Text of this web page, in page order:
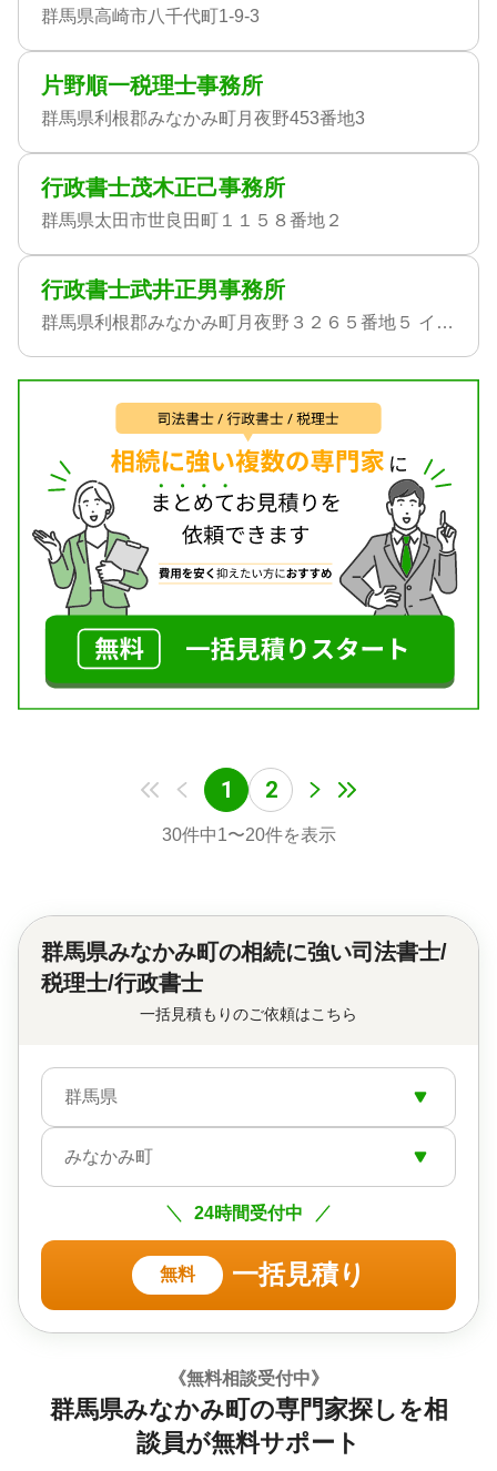
群馬県高崎市八千代町1-9-3
片野順一税理士事務所
群馬県利根郡みなかみ町月夜野453番地3
行政書士茂木正己事務所
群馬県太田市世良田町１１５８番地２
行政書士武井正男事務所
群馬県利根郡みなかみ町月夜野３２６５番地５ インペリアル月夜野３階
1 2
30件中1〜20件を表示
群馬県みなかみ町の相続に強い司法書士/
税理士/行政書士
一括見積もりのご依頼はこちら
群馬県
みなかみ町
24時間受付中
無料 一括見積り
《無料相談受付中》
群馬県みなかみ町の専門家探しを相
談員が無料サポート